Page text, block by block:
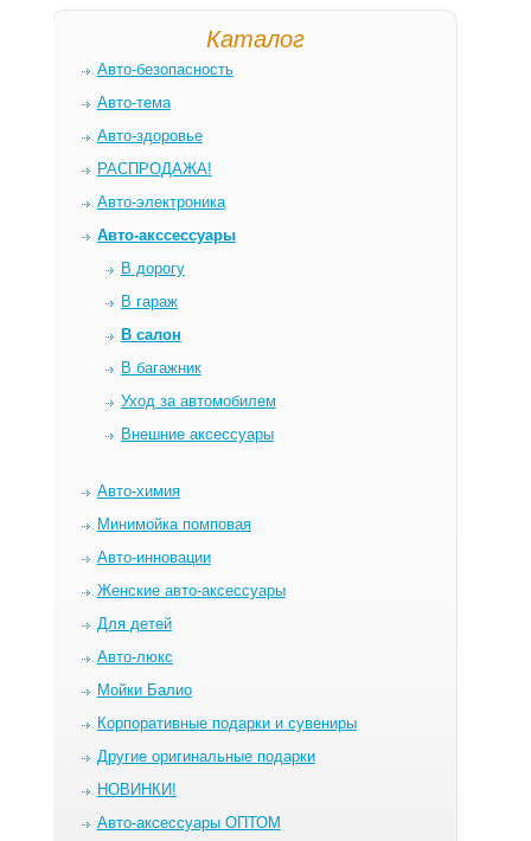
Каталог
Авто-безопасность
Авто-тема
Авто-здоровье
РАСПРОДАЖА!
Авто-электроника
Авто-акссессуары
В дорогу
В гараж
В салон
В багажник
Уход за автомобилем
Внешние аксессуары
Авто-химия
Минимойка помповая
Авто-инновации
Женские авто-аксессуары
Для детей
Авто-люкс
Мойки Балио
Корпоративные подарки и сувениры
Другие оригинальные подарки
НОВИНКИ!
Авто-аксессуары ОПТОМ